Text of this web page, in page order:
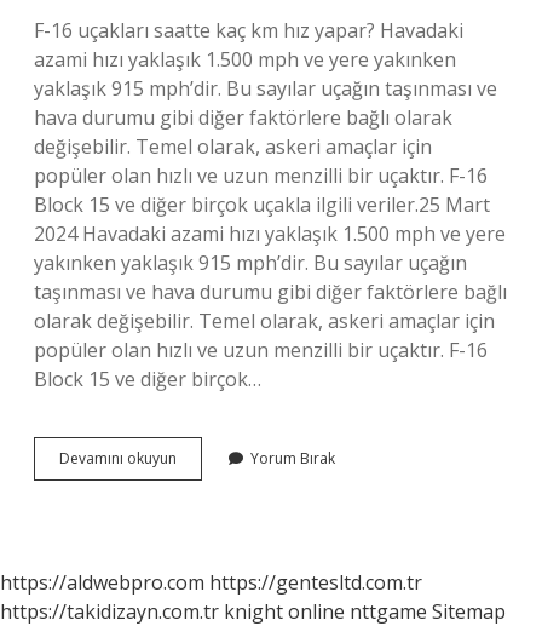
F-16 uçakları saatte kaç km hız yapar? Havadaki
azami hızı yaklaşık 1.500 mph ve yere yakınken
yaklaşık 915 mph’dir. Bu sayılar uçağın taşınması ve
hava durumu gibi diğer faktörlere bağlı olarak
değişebilir. Temel olarak, askeri amaçlar için
popüler olan hızlı ve uzun menzilli bir uçaktır. F-16
Block 15 ve diğer birçok uçakla ilgili veriler.25 Mart
2024 Havadaki azami hızı yaklaşık 1.500 mph ve yere
yakınken yaklaşık 915 mph’dir. Bu sayılar uçağın
taşınması ve hava durumu gibi diğer faktörlere bağlı
olarak değişebilir. Temel olarak, askeri amaçlar için
popüler olan hızlı ve uzun menzilli bir uçaktır. F-16
Block 15 ve diğer birçok…
Devamını okuyun
16
Gidiyor
Yorum Bırak
https://aldwebpro.com https://gentesltd.com.tr
https://takidizayn.com.tr knight online nttgame Sitemap